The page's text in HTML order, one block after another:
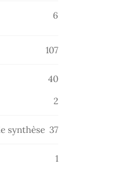
6
107107
4040
2
synthèse 3737
1